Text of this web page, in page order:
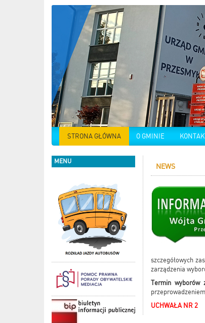
STRONA GŁÓWNA O GMINIE
MENU
NEWS
szczegółowych
zarządzenia
Termin wyborów
UCHWAŁA NR 2